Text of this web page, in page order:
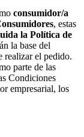
consumidor/a
, estas
la Política de
la base del
realizar el pedido.
parte de las
Condiciones
empresarial, los